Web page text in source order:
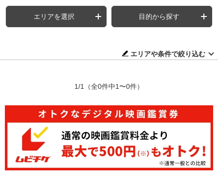
エリアを選択 目的から探す
エリアや条件で絞り込む
1/1 （全0件中1〜0件）